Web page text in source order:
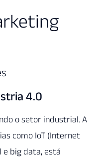
4.0
o setor industrial. A
como IoT (Internet
e big data, está